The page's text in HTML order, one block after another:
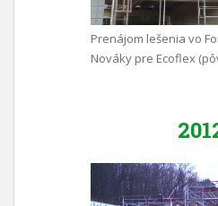
Prenájom lešenia vo
Nováky pre Ecoflex